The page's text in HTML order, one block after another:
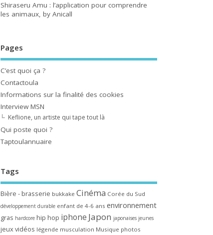
Shiraseru Amu : l’application pour comprendre
les animaux, by Anicall
Pages
C’est quoi ça ?
Contactoula
Informations sur la finalité des cookies
Interview MSN
Keflione, un artiste qui tape tout là
Qui poste quoi ?
Taptoulannuaire
Tags
Bière - brasserie bukkake Cinéma Corée du Sud
développement durable enfant de 4-6 ans environnement
gras hardcore hip hop iphone Japon japonaises jeunes
jeux vidéos légende musculation Musique photos